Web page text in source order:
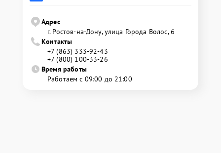
Адрес
г. Ростов-на-Дону, улица Города Волос, 6
Контакты
+7 (863) 333-92-43
+7 (800) 100-33-26
Время работы
Работаем с 09:00 до 21:00